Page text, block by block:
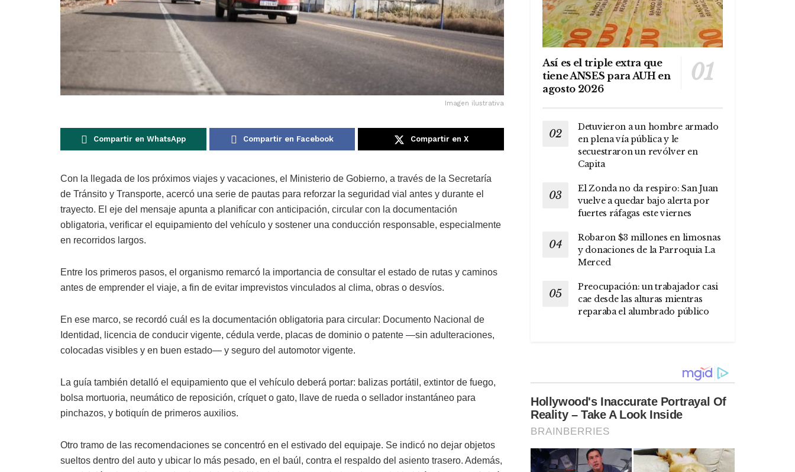
Imagen ilustrativa
Compartir en WhatsApp Compartir en Facebook Compartir en X
Con la llegada de los próximos viajes y vacaciones, el Ministerio de Gobierno, a través de la Secretaría
de Tránsito y Transporte, acercó una serie de pautas para reforzar la seguridad vial antes y durante el
trayecto. El eje del mensaje apunta a planificar con anticipación, circular con la documentación
obligatoria, verificar el equipamiento del vehículo y sostener una conducción responsable, especialmente
en recorridos largos.
Entre los primeros pasos, el organismo remarcó la importancia de consultar el estado de rutas y caminos
antes de emprender el viaje, a fin de evitar imprevistos vinculados al clima, obras o desvíos.
En ese marco, se recordó cuál es la documentación obligatoria para circular: Documento Nacional de
Identidad, licencia de conducir vigente, cédula verde, placas de dominio o patente —sin adulteraciones,
colocadas visibles y en buen estado— y seguro del automotor vigente.
La guía también detalló el equipamiento que el vehículo deberá portar: balizas portátil, extintor de fuego,
bolsa mortuoria, neumático de reposición, críquet o gato, llave de rueda o sellador instantáneo para
pinchazos, y botiquín de primeros auxilios.
Otro tramo de las recomendaciones se concentró en el estivado del equipaje. Se indicó no dejar objetos
sueltos dentro del auto y ubicar lo más pesado, en el baúl, contra el respaldo del asiento trasero. Además,
Así es el triple extra que
tiene ANSES para AUH en
agosto 2026
Detuvieron a un hombre armado
en plena vía pública y le
secuestraron un revólver en
Capita
El Zonda no da respiro: San Juan
vuelve a quedar bajo alerta por
fuertes ráfagas este viernes
Robaron $3 millones en limosnas
y donaciones de la Parroquia La
Merced
Preocupación: un trabajador casi
cae desde las alturas mientras
reparaba el alumbrado público